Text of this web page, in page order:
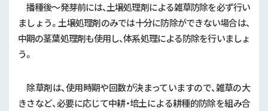
播種後～発芽前には、土壌処理剤による雑草防除を必ず行い
ましょう。土壌処理剤のみでは十分に防除ができない場合は、
中期の茎葉処理剤も使用し、体系処理による防除を行いましょ
う。
除草剤は、使用時期や回数が決まっていますので、雑草の大
きさなど、必要に応じて中耕・培土による耕種的防除を組み合